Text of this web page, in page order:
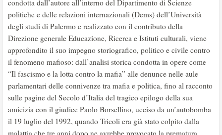
condotta dall’autore all’interno del Dipartimento di Scienze
politiche e delle relazioni internazionali (Dems) dell’Università
degli studi di Palermo e realizzato con il contributo della
Direzione generale Educazione, Ricerca e Istituti culturali, viene
approfondito il suo impegno storiografico, politico e civile contro
il fenomeno mafioso: dall’analisi storica condotta in opere come
“Il fascismo e la lotta contro la mafia” alle denunce nelle aule
parlamentari delle connivenze tra mafia e politica, fino al racconto
sulle pagine del Secolo d’Italia del tragico epilogo della sua
amicizia con il giudice Paolo Borsellino, ucciso da un’autobomba
il 19 luglio del 1992, quando Tricoli era già stato colpito dalla
malattia che tre anni dopo ne avrebbe provocato la prematura